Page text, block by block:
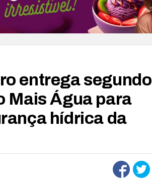
entrega segundo
Mais Água para
hídrica da